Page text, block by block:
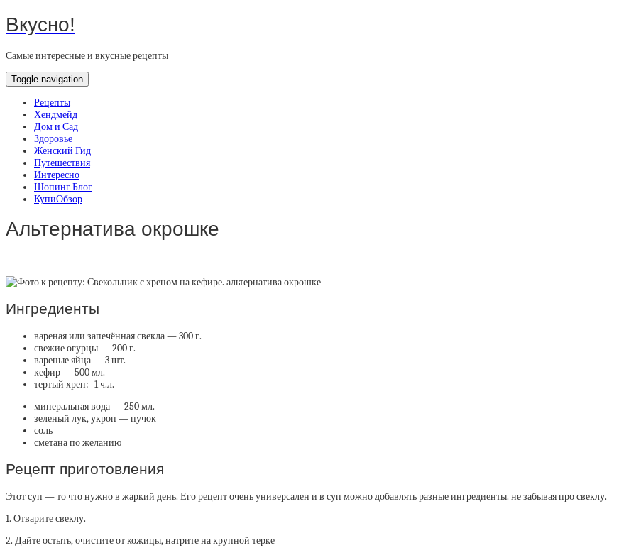
Вкусно!
Самые интересные и вкусные рецепты
Toggle navigation
Рецепты
Хендмейд
Дом и Сад
Здоровье
Женский Гид
Путешествия
Интересно
Шопинг Блог
КупиОбзор
Альтернатива окрошке
Ингредиенты
вареная или запечённая свекла — 300 г.
свежие огурцы — 200 г.
вареные яйца — 3 шт.
кефир — 500 мл.
тертый хрен: -1 ч.л.
минеральная вода — 250 мл.
зеленый лук, укроп — пучок
соль
сметана по желанию
Рецепт приготовления
Этот суп — то что нужно в жаркий день. Его рецепт очень универсален и в суп можно добавлять разные ингредиенты. не забывая про свеклу.
1. Отварите свеклу.
2. Дайте остыть, очистите от кожицы, натрите на крупной терке